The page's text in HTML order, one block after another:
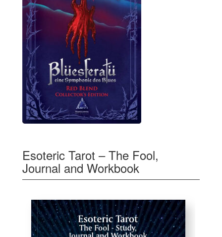
Esoteric Tarot – The Fool,
Journal and Workbook